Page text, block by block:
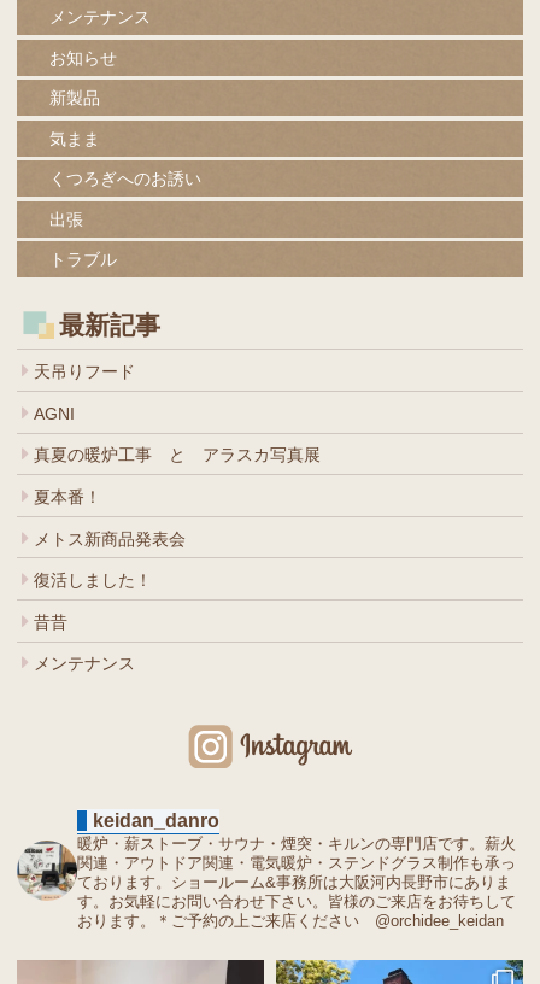
メンテナンス
お知らせ
新製品
気まま
くつろぎへのお誘い
出張
トラブル
最新記事
天吊りフード
AGNI
真夏の暖炉工事 と アラスカ写真展
夏本番！
メトス新商品発表会
復活しました！
昔昔
メンテナンス
keidan_danro
暖炉・薪ストーブ・サウナ・煙突・キルンの専門店です。薪火
関連・アウトドア関連・電気暖炉・ステンドグラス制作も承っ
ております。ショールーム&事務所は大阪河内長野市にありま
す。お気軽にお問い合わせ下さい。皆様のご来店をお待ちして
おります。＊ご予約の上ご来店ください @orchidee_keidan